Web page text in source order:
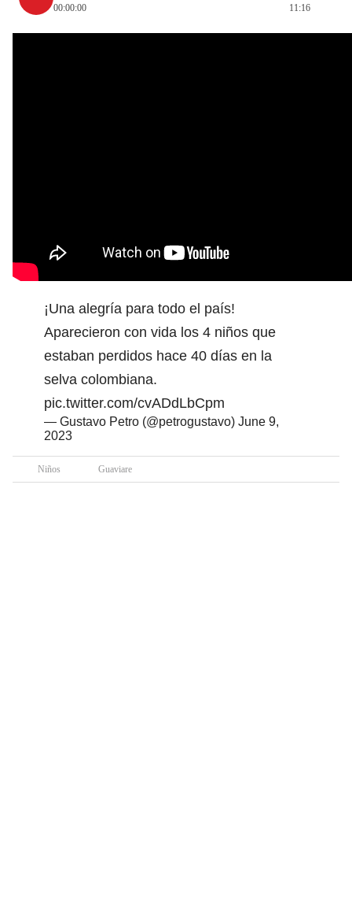
00:00:00 11:16
¡Una alegría para todo el país!
Aparecieron con vida los 4 niños que
estaban perdidos hace 40 días en la
selva colombiana.
pic.twitter.com/cvADdLbCpm
— Gustavo Petro (@petrogustavo) June 9,
2023
Niños Guaviare